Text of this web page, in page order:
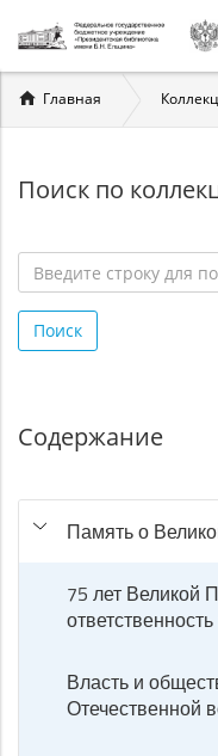
Вы
здесь
Главная
Поиск по
строку
для
Поиск
Содержание
Память о
75 лет Великой
Власть и
Отечественной